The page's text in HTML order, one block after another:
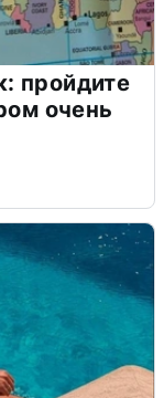
пройдите
очень